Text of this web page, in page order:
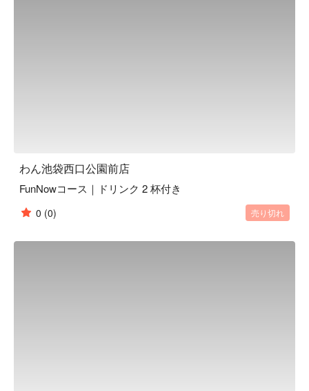
ダです。野菜を先に食べることでその後の糖質の吸収を穏や
かにし、急激な血糖値の上昇や糖の摂り過ぎを防ぐことがで
きます。おかわり自由で、ドレッシングも指定できます。
陶器のビール ：くいもの屋わんのビールは陶器で提供いた
わん池袋西口公園前店
FunNowコース｜ドリンク 2 杯付き
0 (0) 売り切れ